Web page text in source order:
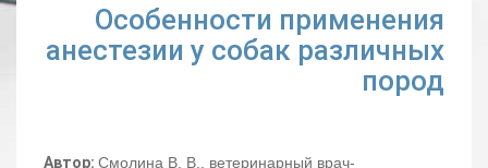
Особенности применения
анестезии у собак различных
пород
Автор: Смолина В. В., ветеринарный врач-